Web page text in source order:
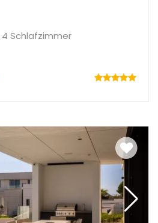
4 Schlafzimmer